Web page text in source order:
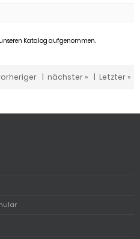
Katalog aufgenommen.
| nächster » | Letzter »